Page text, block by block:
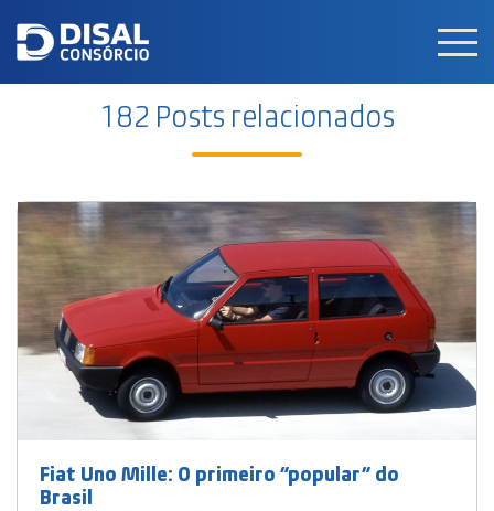
Menu
182 Posts relacionados
Fiat Uno Mille: O primeiro “popular” do
Brasil